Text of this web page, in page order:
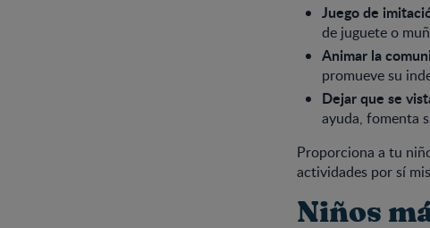
Juego de
de juguete o
Animar la
promueve su
Dejar que se
ayuda, fomenta
Proporciona a tu
actividades por sí
Niños